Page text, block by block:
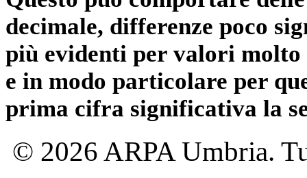
decimale, differenze poco
più evidenti per valori
e in modo particolare per
prima cifra significativa la
© 2026 ARPA Umbria.